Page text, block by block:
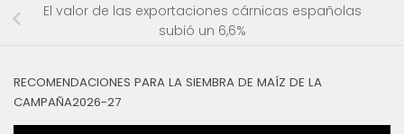
El valor de las exportaciones cárnicas españolas
subió un 6,6%
RECOMENDACIONES PARA LA SIEMBRA DE MAÍZ DE LA
CAMPAÑA2026-27